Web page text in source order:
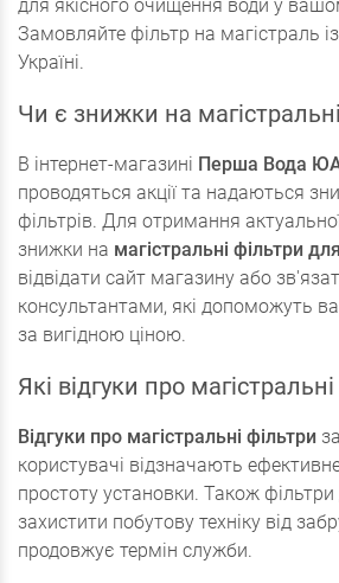
для якісного очищення води у
Замовляйте фільтр на магістраль
Україні.
Чи є знижки на
В інтернет-магазині Перша Вода
проводяться акції та надаються
фільтрів. Для отримання
знижки на магістральні фільтри
відвідати сайт магазину або
консультантами, які допоможуть
за вигідною ціною.
Які відгуки про
Відгуки про магістральні фільтри
користувачі відзначають
простоту установки. Також
захистити побутову техніку від
продовжує термін служби.